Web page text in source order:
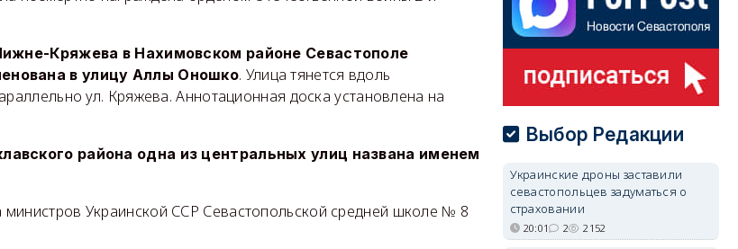
Кряжева в Нахимовском районе Севастополе
в улицу Аллы Оношко. Улица тянется вдоль
ул. Кряжева. Аннотационная доска установлена на
района одна из центральных улиц названа именем
Украинской ССР Севастопольской средней школе № 8
Выбор Редакции
Украинские дроны заставили
севастопольцев задуматься о
страховании
20:01 2 2152